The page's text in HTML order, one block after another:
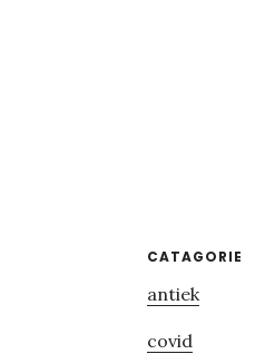
Primary
Sidebar
CATAGORIE
antiek
covid